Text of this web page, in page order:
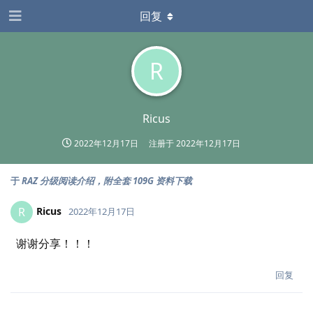
R
Ricus
2022年12月17日 注册于2022年12月17日
回复
于RAZ 分级阅读介绍，附全套 109G 资料下载
R Ricus 2022年12月17日
谢谢分享！！！
回复